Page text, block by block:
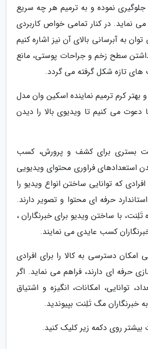
جلوگیری نموده و به ترمیم هر چه سریع
نماید. در کنار تمامی خواص کاربردی
به آبرسانی بالای آن نیز اشاره کنیم
سطح زخم و جراحات پوستی، مانع
های تازه شکل گرفته می گردد.
و بهتر کرم ترمیم نماینده اسکین وان مدل
دعوت می کنیم تا ویدیوی بالا را دیدن
بستری برای کشف و پرورش، کسب
استعدادهای فراوری محتوای ویدیویی
که توانایی ساختن انواع ویدیو را
حرفه ای محتوا و تصویر دارند.
تَلِنت، با ساختن ویدیو برای خبرنگاران ،
کسب عایدی می نمایند.
امکان دسترسی به کالا را برای افرادی
حرفه ای دارند، فراهم می نماید. اگر
توانایی، امکانات، انگیزه و اشتیاق
خبرنگاران مگ تَلِنت بپیوندید.
روی دکمه زیر کلیک کنید.